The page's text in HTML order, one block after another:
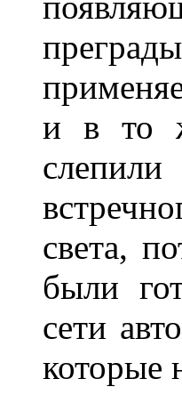
и в то
света,
были
сети
которые